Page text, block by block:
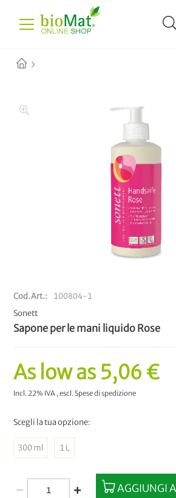
Cod.Art.
100804-1
Sonett
Sapone per le mani liquido Rose
As low as 5,06 €
Incl. 22% IVA ,escl.Spese di spedizione
Scegli la tua opzione:
300 ml 1 L
AGGIUNGI